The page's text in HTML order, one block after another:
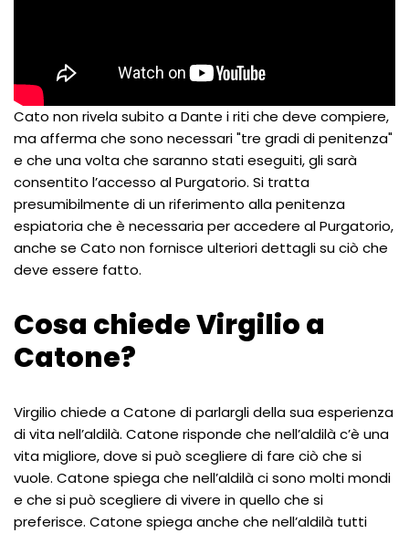
Cato non rivela subito a Dante i riti che deve compiere,
ma afferma che sono necessari "tre gradi di penitenza"
e che una volta che saranno stati eseguiti, gli sarà
consentito l’accesso al Purgatorio. Si tratta
presumibilmente di un riferimento alla penitenza
espiatoria che è necessaria per accedere al Purgatorio,
anche se Cato non fornisce ulteriori dettagli su ciò che
deve essere fatto.
Cosa chiede Virgilio a
Catone?
Virgilio chiede a Catone di parlargli della sua esperienza
di vita nell’aldilà. Catone risponde che nell’aldilà c’è una
vita migliore, dove si può scegliere di fare ciò che si
vuole. Catone spiega che nell’aldilà ci sono molti mondi
e che si può scegliere di vivere in quello che si
preferisce. Catone spiega anche che nell’aldilà tutti